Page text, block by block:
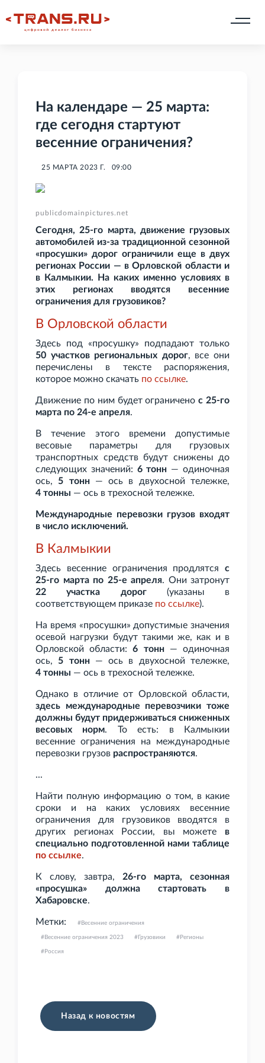
На календаре — 25 марта:
где сегодня стартуют
весенние ограничения?
25 МАРТА 2023 Г. 09:00
publicdomainpictures.net
Сегодня, 25-го марта, движение грузовых
автомобилей из-за традиционной сезонной
«просушки» дорог ограничили еще в двух
регионах России — в Орловской области и
в Калмыкии. На каких именно условиях в
этих регионах вводятся весенние
ограничения для грузовиков?
В Орловской области
Здесь под «просушку» подпадают только
50 участков региональных дорог, все они
перечислены в тексте распоряжения,
которое можно скачать по ссылке.
Движение по ним будет ограниченос 25-го
марта по 24-е апреля.
В течение этого времени допустимые
весовые параметры для грузовых
транспортных средств будут снижены до
следующих значений: 6 тонн — одиночная
ось, 5 тонн— ось в двухосной тележке,
4 тонны — ось в трехосной тележке.
Международные перевозки грузов входят
в число исключений.
В Калмыкии
Здесь весенние ограничения продлятся с
25-го марта по 25-е апреля. Они затронут
22 участка дорог(указаны в
соответствующем приказе по ссылке).
На время «просушки» допустимые значения
осевой нагрузки будут такими же, как и в
Орловской области:6 тонн— одиночная
ось, 5 тонн— ось в двухосной тележке,
4 тонны — ось в трехосной тележке.
Однако в отличие от Орловской области,
здесь международные перевозчики тоже
должны будут придерживаться сниженных
весовых норм. То есть: в Калмыкии
весенние ограничения на международные
перевозки грузов распространяются.
...
Найти полную информацию о том, в какие
сроки и на каких условиях весенние
ограничения для грузовиков вводятся в
других регионах России, вы можете в
специально подготовленной нами таблице
по ссылке.
К слову, завтра, 26-го марта, сезонная
«просушка» должна стартовать в
Хабаровске.
Метки: Весенние ограничения
Весенние ограничения 2023 Грузовики Регионы
Россия
Назад к новостям